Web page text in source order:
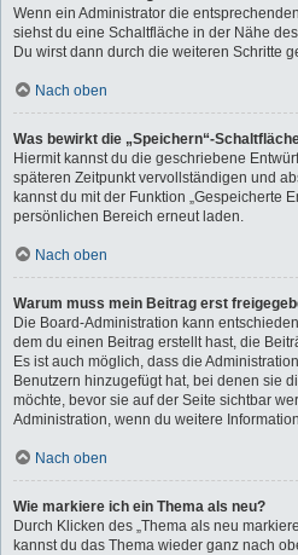
Wenn ein Administrator die
siehst du eine Schaltfläche in der Nähe
Du wirst dann durch die weiteren Schritte
Nach oben
Was bewirkt die „Speichern“-
Hiermit kannst du die geschriebene
späteren Zeitpunkt vervollständigen und
kannst du mit der Funktion „Gespeicherte
persönlichen Bereich erneut laden.
Nach oben
Warum muss mein Beitrag erst
Die Board-Administration kann
dem du einen Beitrag erstellt hast, die
Es ist auch möglich, dass die
Benutzern hinzugefügt hat, bei denen sie
möchte, bevor sie auf der Seite sichtbar
Administration, wenn du weitere
Nach oben
Wie markiere ich ein Thema als neu?
Durch Klicken des „Thema als neu
kannst du das Thema wieder ganz nach